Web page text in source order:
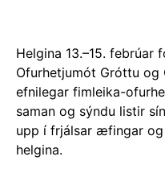
Helgina 13.–15. febrúar
Ofurhetjumót Gróttu
efnilegar fimleika-
saman og sýndu listir
upp í frjálsar æfingar
helgina.